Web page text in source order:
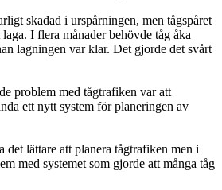
skadad i urspårningen, men tågspåret
I flera månader behövde tåg åka
lagningen var klar. Det gjorde det svårt
problem med tågtrafiken var att
ett nytt system för planeringen av
det lättare att planera tågtrafiken men i
med systemet som gjorde att många tåg